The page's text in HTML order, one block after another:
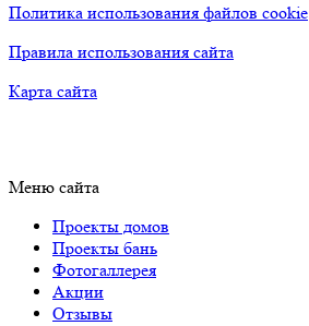
Политика использования файлов cookie
Правила использования сайта
Карта сайта
Меню сайта
Проекты домов
Проекты бань
Фотогаллерея
Акции
Отзывы